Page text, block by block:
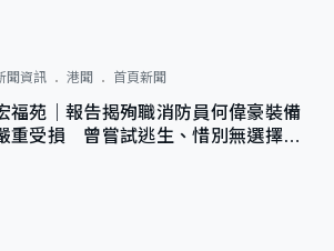
聞資訊 港聞 首頁新聞
福苑｜報告揭殉職消防員何偉豪裝備
重受損 曾嘗試逃生、惜別無選擇下